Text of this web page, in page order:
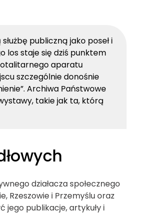
publiczną jako poseł i
los staje się dziś punktem
aparatu
szczególnie donośnie
Archiwa Państwowe
takie jak ta, którą
działacza społecznego
Rzeszowie i Przemyślu oraz
jego publikacje, artykuły i